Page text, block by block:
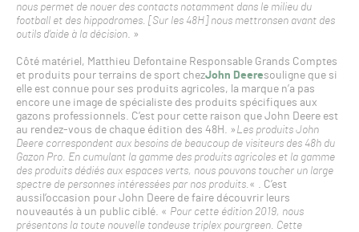
nous permet de nouer des contacts notamment dans le milieu du
football et des hippodromes. [Sur les 48H] nous mettronsen avant des
outils d’aide à la décision. »
Côté matériel, Matthieu Defontaine Responsable Grands Comptes
et produits pour terrains de sport chezJohn Deeresouligne que si
elle est connue pour ses produits agricoles, la marque n’a pas
encore une image de spécialiste des produits spécifiques aux
gazons professionnels. C’est pour cette raison que John Deere est
au rendez-vous de chaque édition des 48H. » Les produits John
Deere correspondent aux besoins de beaucoup de visiteurs des 48h du
Gazon Pro. En cumulant la gamme des produits agricoles et la gamme
des produits dédiés aux espaces verts, nous pouvons toucher un large
spectre de personnes intéressées par nos produits. « . C’est
aussil’occasion pour John Deere de faire découvrir leurs
nouveautés à un public ciblé. « Pour cette édition 2019, nous
présentons la toute nouvelle tondeuse triplex pourgreen. Cette